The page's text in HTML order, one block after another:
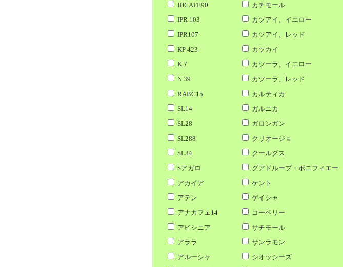
IHCAFE90
カチモール
IPR 103
カツアイ、イエロー
IPR107
カツアイ、レッド
KP 423
カツカイ
K７
カツーラ、イエロー
N 39
カツーラ、レッド
RABC15
カルティカ
SL14
ガルニカ
SL28
ガロンガン
SL288
クリオージョ
SL34
クールグス
Sアガロ
グアドループ・ボニフィエー
アカイア
ケント
アテン
ゲイシャ
アナカフェ14
コーベリー
アビシニア
サチモール
アララ
サンラモン
アルーシャ
シオッシーズ